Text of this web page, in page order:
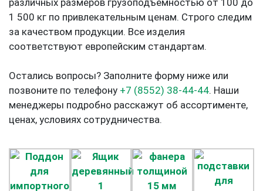
1 500 кг по привлекательным ценам. Строго следим
за качеством продукции. Все изделия
соответствуют европейским стандартам.
Остались вопросы? Заполните форму ниже или
позвоните по телефону +7 (8552) 38-44-44. Наши
менеджеры подробно расскажут об ассортименте,
ценах, условиях сотрудничества.